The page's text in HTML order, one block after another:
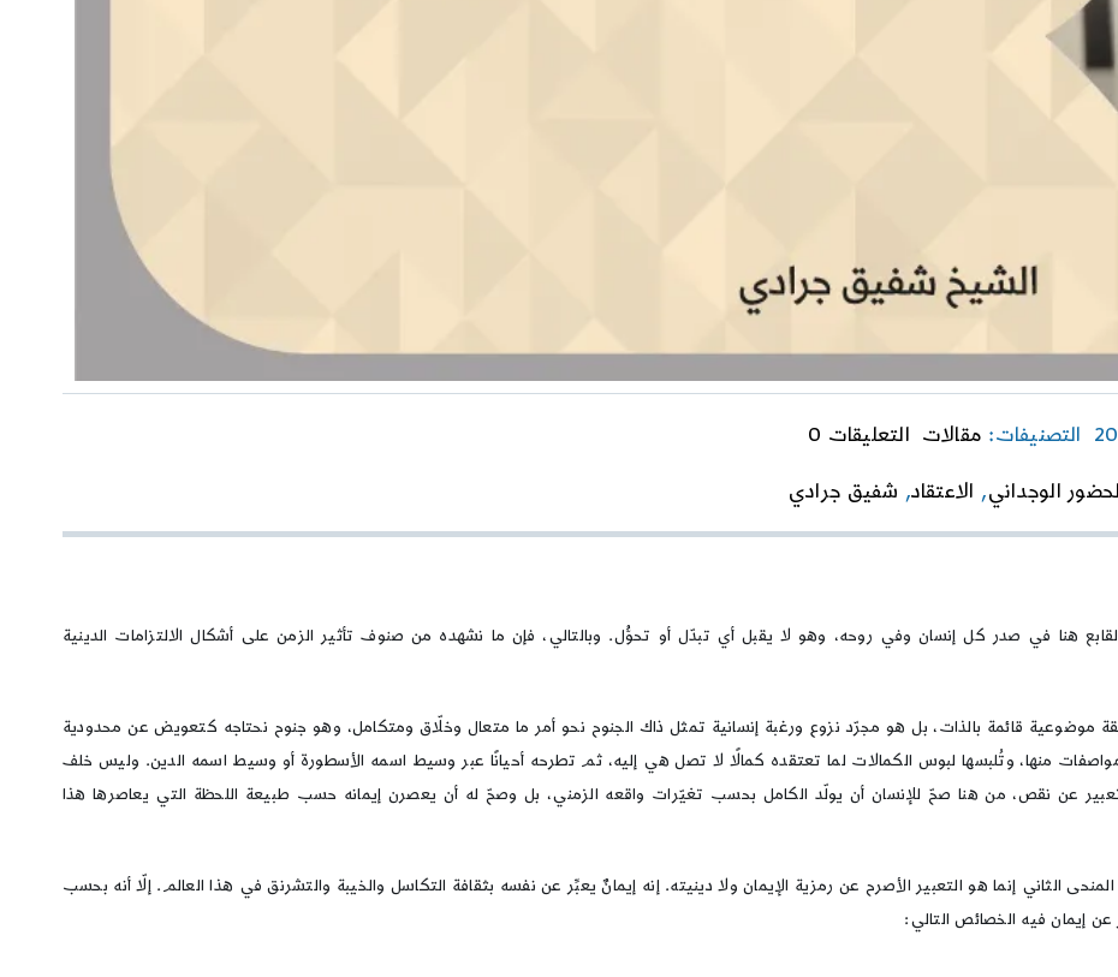
التصنيفات: مقالات التعليقات 0
on
الوجداني, الاعتقاد, شفيق جرادي
هنا في صدر كل إنسان وفي روحه، وهو لا يقبل أي تبدّل أو تحوُّل. وبالتالي، فإن ما نشهده من صنوف تأثير الزمن على أشكال الالتزامات الدينية
قائمة بالذات، بل هو مجرّد نزوع ورغبة إنسانية تمثل ذاك الجنوح نحو أمر ما متعال وخلّاق ومتكامل، وهو جنوح نحتاجه كتعويض عن محدودية
منها، وتُلبسها لبوس الكمالات لما تعتقده كمالًا لا تصل هي إليه، ثم تطرحه أحيانًا عبر وسيط اسمه الأسطورة أو وسيط اسمه الدين. وليس خلف
عن نقص، من هنا صحّ للإنسان أن يولّد الكامل بحسب تغيّرات واقعه الزمني، بل وصحّ له أن يعصرن إيمانه حسب طبيعة اللحظة التي يعاصرها هذا
المنحى الثاني إنما هو التعبير الأصرح عن رمزية الإيمان ولا دينيته. إنه إيمانٌ يعبِّر عن نفسه بثقافة التكاسل والخيبة والتشرنق في هذا العالم. إلّا أنه بحسب
عن إيمان فيه الخصائص التالي: